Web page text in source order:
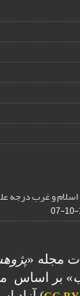
و غرب درجه
مجله «
» بر اساس